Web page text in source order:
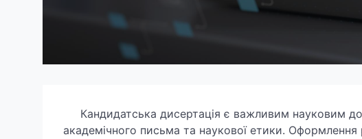
Кандидатська дисертація є важливим науковим
академічного письма та наукової етики. Оформлення